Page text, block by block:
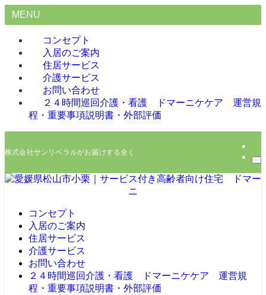
MENU
コンセプト
入居のご案内
住居サービス
介護サービス
お問い合わせ
２４時間巡回介護・看護 ドマーニケケア 運営規
程・重要事項説明書・外部評価
株式会社サンリベラルがお届けする全く新しいサービス、サービス付き高齢者
コンセプト
入居のご案内
住居サービス
介護サービス
お問い合わせ
２４時間巡回介護・看護 ドマーニケケア 運営規
程・重要事項説明書・外部評価